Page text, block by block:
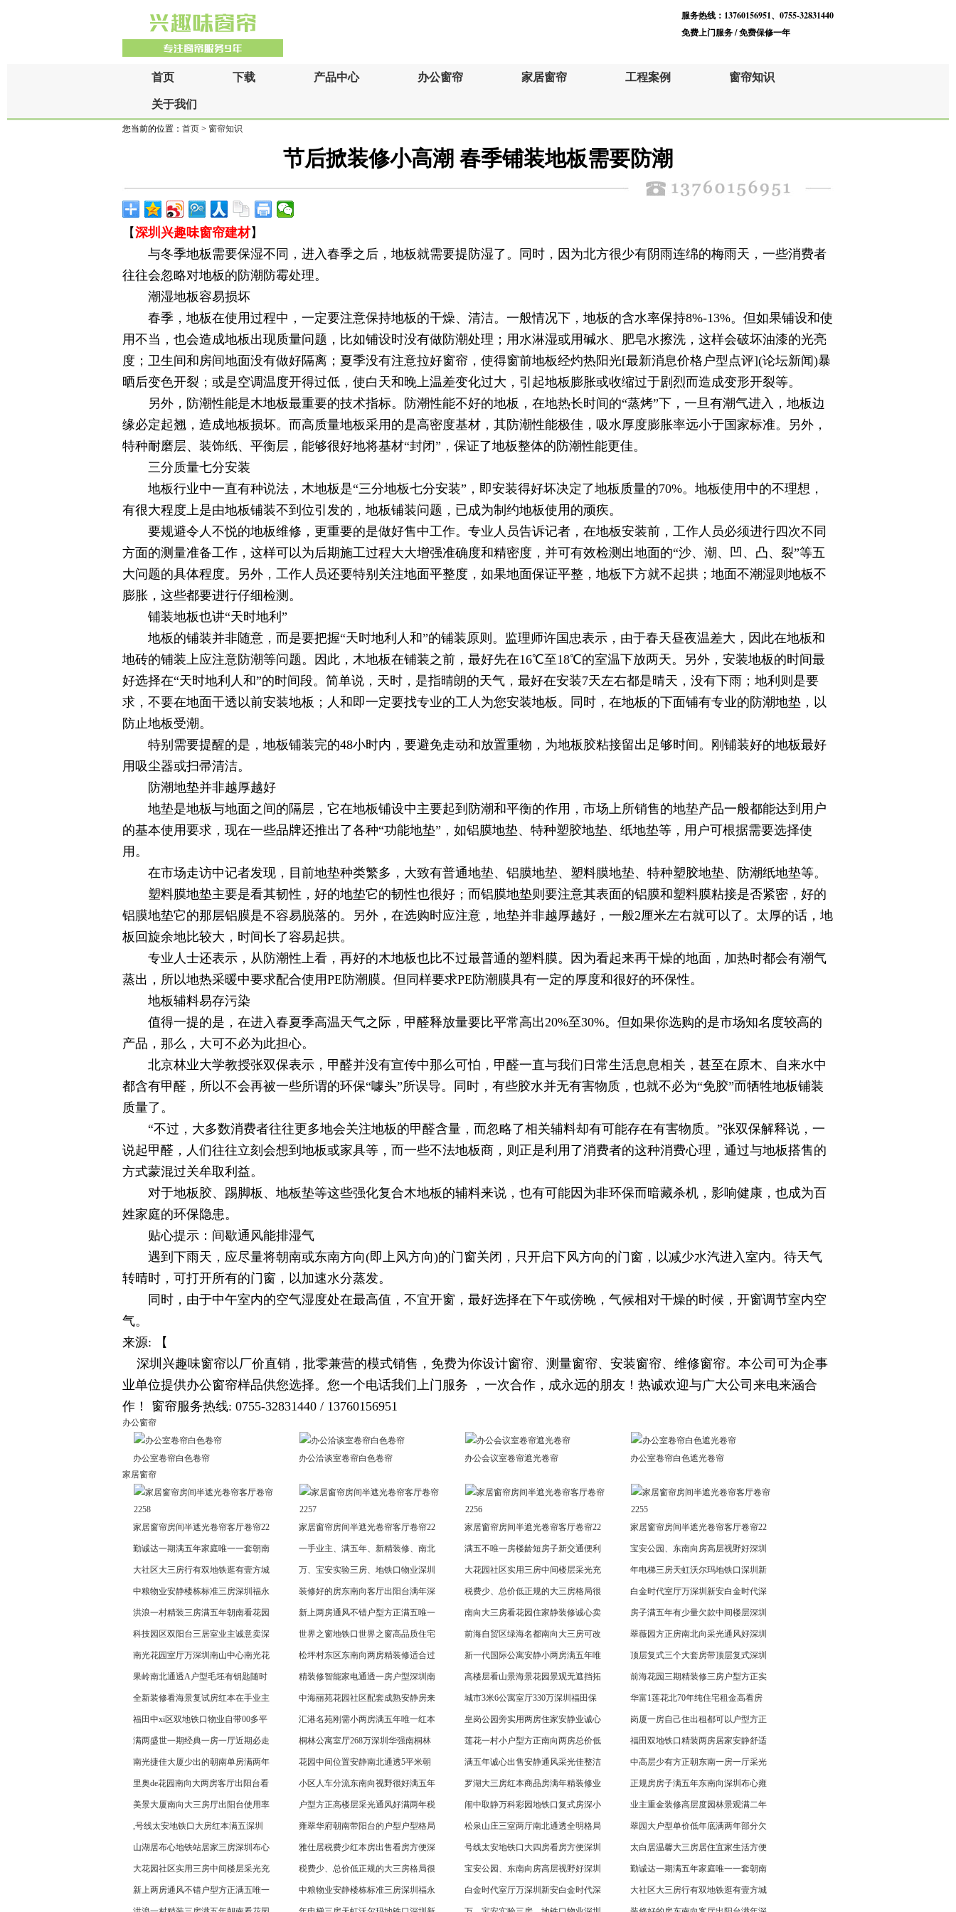
服务热线：13760156951、0755-32831440
免费上门服务 / 免费保修一年
首页 下载 产品中心 办公窗帘 家居窗帘 工程案例 窗帘知识
关于我们
您当前的位置： 首页 > 窗帘知识
节后掀装修小高潮 春季铺装地板需要防潮
【深圳兴趣味窗帘建材】
与冬季地板需要保湿不同，进入春季之后，地板就需要提防湿了。同时，因为北方很少有阴雨连绵的梅雨天，一些消费者
往往会忽略对地板的防潮防霉处理。
潮湿地板容易损坏
春季，地板在使用过程中，一定要注意保持地板的干燥、清洁。一般情况下，地板的含水率保持8%-13%。但如果铺设和使
用不当，也会造成地板出现质量问题，比如铺设时没有做防潮处理；用水淋湿或用碱水、肥皂水擦洗，这样会破坏油漆的光亮
度；卫生间和房间地面没有做好隔离；夏季没有注意拉好窗帘，使得窗前地板经灼热阳光[最新消息价格户型点评](论坛新闻)暴
晒后变色开裂；或是空调温度开得过低，使白天和晚上温差变化过大，引起地板膨胀或收缩过于剧烈而造成变形开裂等。
另外，防潮性能是木地板最重要的技术指标。防潮性能不好的地板，在地热长时间的“蒸烤”下，一旦有潮气进入，地板边
缘必定起翘，造成地板损坏。而高质量地板采用的是高密度基材，其防潮性能极佳，吸水厚度膨胀率远小于国家标准。另外，
特种耐磨层、装饰纸、平衡层，能够很好地将基材“封闭”，保证了地板整体的防潮性能更佳。
三分质量七分安装
地板行业中一直有种说法，木地板是“三分地板七分安装”，即安装得好坏决定了地板质量的70%。地板使用中的不理想，
有很大程度上是由地板铺装不到位引发的，地板铺装问题，已成为制约地板使用的顽疾。
要规避令人不悦的地板维修，更重要的是做好售中工作。专业人员告诉记者，在地板安装前，工作人员必须进行四次不同
方面的测量准备工作，这样可以为后期施工过程大大增强准确度和精密度，并可有效检测出地面的“沙、潮、凹、凸、裂”等五
大问题的具体程度。另外，工作人员还要特别关注地面平整度，如果地面保证平整，地板下方就不起拱；地面不潮湿则地板不
膨胀，这些都要进行仔细检测。
铺装地板也讲“天时地利”
地板的铺装并非随意，而是要把握“天时地利人和”的铺装原则。监理师许国忠表示，由于春天昼夜温差大，因此在地板和
地砖的铺装上应注意防潮等问题。因此，木地板在铺装之前，最好先在16℃至18℃的室温下放两天。另外，安装地板的时间最
好选择在“天时地利人和”的时间段。简单说，天时，是指晴朗的天气，最好在安装7天左右都是晴天，没有下雨；地利则是要
求，不要在地面干透以前安装地板；人和即一定要找专业的工人为您安装地板。同时，在地板的下面铺有专业的防潮地垫，以
防止地板受潮。
特别需要提醒的是，地板铺装完的48小时内，要避免走动和放置重物，为地板胶粘接留出足够时间。刚铺装好的地板最好
用吸尘器或扫帚清洁。
防潮地垫并非越厚越好
地垫是地板与地面之间的隔层，它在地板铺设中主要起到防潮和平衡的作用，市场上所销售的地垫产品一般都能达到用户
的基本使用要求，现在一些品牌还推出了各种“功能地垫”，如铝膜地垫、特种塑胶地垫、纸地垫等，用户可根据需要选择使
用。
在市场走访中记者发现，目前地垫种类繁多，大致有普通地垫、铝膜地垫、塑料膜地垫、特种塑胶地垫、防潮纸地垫等。
塑料膜地垫主要是看其韧性，好的地垫它的韧性也很好；而铝膜地垫则要注意其表面的铝膜和塑料膜粘接是否紧密，好的
铝膜地垫它的那层铝膜是不容易脱落的。另外，在选购时应注意，地垫并非越厚越好，一般2厘米左右就可以了。太厚的话，地
板回旋余地比较大，时间长了容易起拱。
专业人士还表示，从防潮性上看，再好的木地板也比不过最普通的塑料膜。因为看起来再干燥的地面，加热时都会有潮气
蒸出，所以地热采暖中要求配合使用PE防潮膜。但同样要求PE防潮膜具有一定的厚度和很好的环保性。
地板辅料易存污染
值得一提的是，在进入春夏季高温天气之际，甲醛释放量要比平常高出20%至30%。但如果你选购的是市场知名度较高的
产品，那么，大可不必为此担心。
北京林业大学教授张双保表示，甲醛并没有宣传中那么可怕，甲醛一直与我们日常生活息息相关，甚至在原木、自来水中
都含有甲醛，所以不会再被一些所谓的环保“噱头”所误导。同时，有些胶水并无有害物质，也就不必为“免胶”而牺牲地板铺装
质量了。
“不过，大多数消费者往往更多地会关注地板的甲醛含量，而忽略了相关辅料却有可能存在有害物质。”张双保解释说，一
说起甲醛，人们往往立刻会想到地板或家具等，而一些不法地板商，则正是利用了消费者的这种消费心理，通过与地板搭售的
方式蒙混过关牟取利益。
对于地板胶、踢脚板、地板垫等这些强化复合木地板的辅料来说，也有可能因为非环保而暗藏杀机，影响健康，也成为百
姓家庭的环保隐患。
贴心提示：间歇通风能排湿气
遇到下雨天，应尽量将朝南或东南方向(即上风方向)的门窗关闭，只开启下风方向的门窗，以减少水汽进入室内。待天气
转晴时，可打开所有的门窗，以加速水分蒸发。
同时，由于中午室内的空气湿度处在最高值，不宜开窗，最好选择在下午或傍晚，气候相对干燥的时候，开窗调节室内空
气。
来源: 【
深圳兴趣味窗帘以厂价直销，批零兼营的模式销售，免费为你设计窗帘、测量窗帘、安装窗帘、维修窗帘。本公司可为企事
业单位提供办公窗帘样品供您选择。您一个电话我们上门服务 ，一次合作，成永远的朋友！热诚欢迎与广大公司来电来涵合
作！ 窗帘服务热线: 0755-32831440 / 13760156951
办公窗帘
办公室卷帘白色卷帘 办公洽谈室卷帘白色卷帘 办公会议室卷帘遮光卷帘
办公室卷帘白色遮光卷帘
家居窗帘
家居窗帘房间半遮光卷帘客厅卷帘22 家居窗帘房间半遮光卷帘客厅卷帘22 家居窗帘房间半遮光卷帘客厅卷帘22 家居窗帘房间半遮光卷帘客厅卷帘22
勤诚达一期满五年家庭唯一一套朝南 一手业主、满五年、新精装修、南北 满五不唯一房楼龄短房子新交通便利 宝安公园、东南向房高层视野好深圳
大社区大三房行有双地铁逛有壹方城 万、宝安实验三房、地铁口物业深圳 大花园社区实用三房中间楼层采光充 年电梯三房天虹沃尔玛地铁口深圳新
中粮物业安静楼栋标准三房深圳福永 装修好的房东南向客厅出阳台满年深 税费少、总价低正规的大三房格局很 白金时代室厅万深圳新安白金时代深
洪浪一村精装三房满五年朝南看花园 新上两房通风不错户型方正满五唯一 南向大三房看花园住家静装修诚心卖 房子满五年有少量欠款中间楼层深圳
科技园区双阳台三居室业主诚意卖深 世界之窗地铁口世界之窗高品质住宅 前海自贸区绿海名都南向大三房可改 翠薇园方正房南北向采光通风好深圳
南光花园室厅万深圳南山中心南光花 松坪村东区东南向两房精装修适合过 新一代国际公寓安静小两房满五年唯 顶层复式三个大套房带顶层复式深圳
果岭南北通透A户型毛坯有钥匙随时 精装修智能家电通透一房户型深圳南 高楼层看山景海景花园景观无遮挡拓 前海花园三期精装修三房户型方正实
全新装修看海景复试房红本在手业主 中海丽苑花园社区配套成熟安静房来 城市3米6公寓室厅330万深圳福田保 华富1莲花北70年纯住宅租金高看房
福田中xi区双地铁口物业自带00多平 汇港名苑刚需小两房满五年唯一红本 皇岗公园旁实用两房住家安静业诚心 岗厦一房自己住出租都可以户型方正
满两盛世一期经典一房一厅近期必走 桐林公寓室厅268万深圳华强南桐林 莲花一村小户型方正南向两房总价低 福田双地铁口精装两房居家安静舒适
南光捷佳大厦少出的朝南单房满两年 花园中间位置安静南北通透5平米朝 满五年诚心出售安静通风采光佳整洁 中高层少有方正朝东南一房一厅采光
里奥de花园南向大两房客厅出阳台看 小区人车分流东南向视野很好满五年 罗湖大三房红本商品房满年精装修业 正规房房子满五年东南向深圳布心雍
美景大厦南向大三房厅出阳台使用率 户型方正高楼层采光通风好满两年税 闹中取静万科彩园地铁口复式房深小 业主重金装修高层度园林景观满二年
,号线太安地铁口大房红本满五深圳 雍翠华府朝南带阳台的户型户型格局 松泉山庄三室两厅南北通透全明格局 翠园大户型单价低年底满两年部分欠
山湖居布心地铁站居家三房深圳布心 雅仕居税费少红本房出售看房方便深 号线太安地铁口大四房看房方便深圳 太白居温馨大三房居住宜家生活方便
大花园社区实用三房中间楼层采光充 税费少、总价低正规的大三房格局很 宝安公园、东南向房高层视野好深圳 勤诚达一期满五年家庭唯一一套朝南
新上两房通风不错户型方正满五唯一 中粮物业安静楼栋标准三房深圳福永 白金时代室厅万深圳新安白金时代深 大社区大三房行有双地铁逛有壹方城